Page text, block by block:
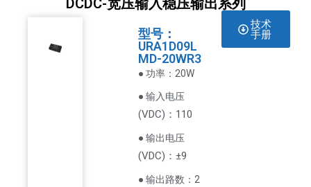
DCDC-宽压输入稳压输出系列
型号：
URA1D09L
MD-20WR3
● 功率：20W
● 输入电压
(VDC)：110
● 输出电压
(VDC) ：±9
● 输出路数：2
技术
手册